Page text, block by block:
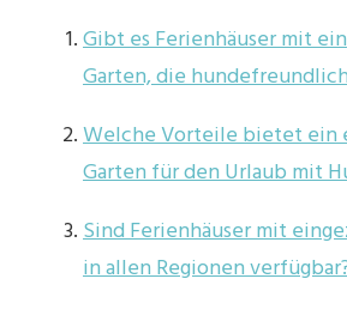
Gibt es Ferienhäuser mit
Garten, die
Welche Vorteile bietet ein
Garten für den Urlaub mit
Sind Ferienhäuser mit
in allen Regionen